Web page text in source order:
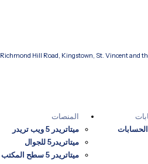
Richmond Hill Road, Kingstown, St. Vincent and the
الحسابات
المنصات
ميتاتريدر 5 ويب تريدر
ميتاتريدر5 للجوال
ميتاتريدر 5 سطح المكتب